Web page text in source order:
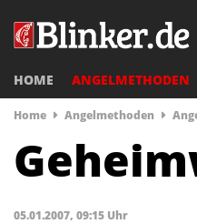
HOME ANGELMETHODEN
Home Angelmethoden
05.01.2007, 09:15 Uhr